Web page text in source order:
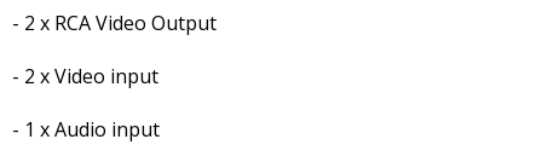
- 2 x RCA Video Output
- 2 x Video input
- 1 x Audio input